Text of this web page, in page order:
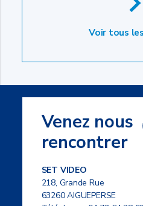
Voir tous
Venez nous
rencontrer
SET VIDEO
218, Grande Rue
63260 AIGUEPERSE